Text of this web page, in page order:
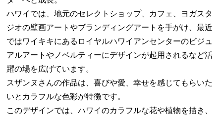
ハワイでは、地元のセレクトショップ、カフェ、ヨガスタ
ジオの壁画アートやブランディングアートを手がけ、最近
ではワイキキにあるロイヤルハワイアンセンターのビジュ
アルアートやノベルティーにデザインが起用されるなど活
躍の場を広げています。
スザンヌさんの作品は、喜びや愛、幸せを感じてもらいた
いとカラフルな色彩が特徴です。
このデザインでは、ハワイのカラフルな花や植物を描き、